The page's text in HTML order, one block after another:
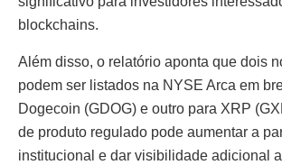
blockchains.
Além disso, o relatório aponta que dois
podem ser listados na NYSE Arca em
Dogecoin (GDOG) e outro para XRP
de produto regulado pode aumentar a
institucional e dar visibilidade adicional